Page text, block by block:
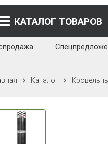
КАТАЛОГ ТОВАРОВ
Каталог